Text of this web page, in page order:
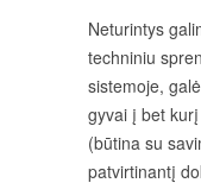
Neturintys
techniniu
sistemoje,
gyvai į bet
(būtina su
patvirtinantį